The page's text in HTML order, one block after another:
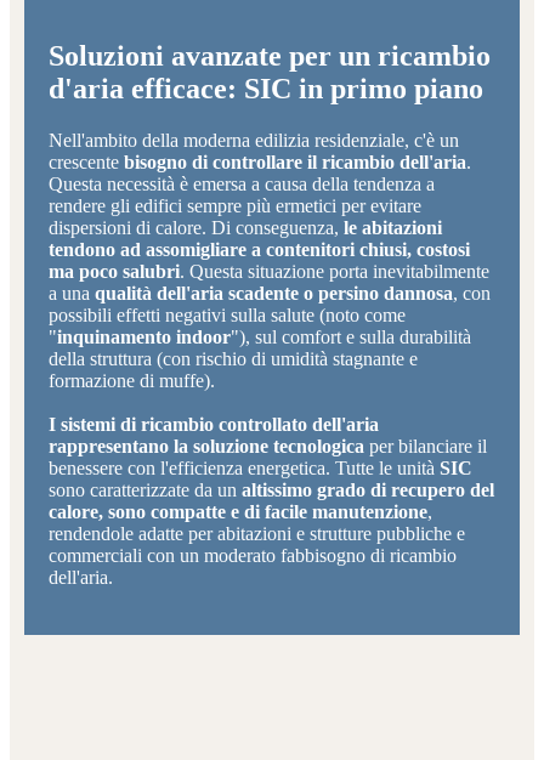
Soluzioni avanzate per un ricambio
d'aria efficace: SIC in primo piano
Nell'ambito della moderna edilizia residenziale, c'è un
crescentebisogno di controllare il ricambio dell'aria.
Questa necessità è emersa a causa della tendenza a
rendere gli edifici sempre più ermetici per evitare
dispersioni di calore. Di conseguenza,le abitazioni
tendono ad assomigliare a contenitori chiusi, costosi
ma poco salubri. Questa situazione porta inevitabilmente
a unaqualità dell'aria scadente o persino dannosa, con
possibili effetti negativi sulla salute (noto come
"inquinamento indoor"), sul comfort e sulla durabilità
della struttura (con rischio di umidità stagnante e
formazione di muffe).
I sistemi di ricambio controllato dell'aria
rappresentano la soluzione tecnologica per bilanciare il
benessere con l'efficienza energetica. Tutte le unitàSIC
sono caratterizzate da unaltissimo grado di recupero del
calore, sono compatte e di facile manutenzione,
rendendole adatte per abitazioni e strutture pubbliche e
commerciali con un moderato fabbisogno di ricambio
dell'aria.